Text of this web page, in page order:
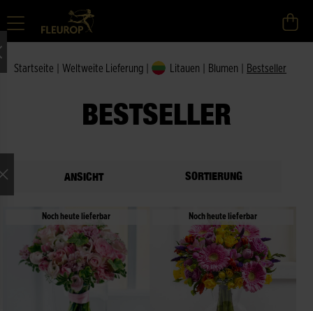
Startseite Weltweite Lieferung Litauen Blumen Bestseller
BESTSELLER
ANSICHT
Auswahl
SORTIERUNG
Noch heute lieferbar Noch heute lieferbar